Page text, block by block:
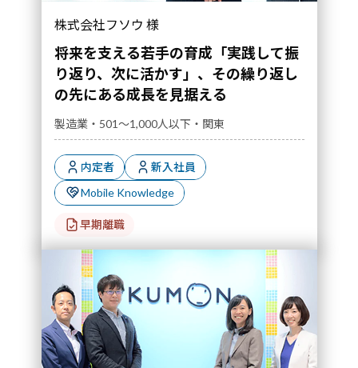
株式会社フソウ 様
将来を支える若手の育成「実践して振
り返り、次に活かす」、その繰り返し
の先にある成長を見据える
製造業・501～1,000人以下・関東
内定者
新入社員
Mobile Knowledge
早期離職